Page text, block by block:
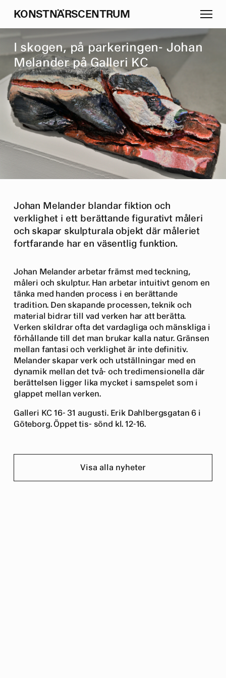
KONSTNÄRSCENTRUM
I skogen, på parkeringen- Johan
Melander på Galleri KC
Johan Melander blandar fiktion och
verklighet i ett berättande figurativt måleri
och skapar skulpturala objekt där måleriet
fortfarande har en väsentlig funktion.
Johan Melander arbetar främst med teckning,
måleri och skulptur. Han arbetar intuitivt genom en
tänka med handen process i en berättande
tradition. Den skapande processen, teknik och
material bidrar till vad verken har att berätta.
Verken skildrar ofta det vardagliga och mänskliga i
förhållande till det man brukar kalla natur. Gränsen
mellan fantasi och verklighet är inte definitiv.
Melander skapar verk och utställningar med en
dynamik mellan det två- och tredimensionella där
berättelsen ligger lika mycket i samspelet som i
glappet mellan verken.
Galleri KC 16- 31 augusti. Erik Dahlbergsgatan 6 i
Göteborg. Öppet tis- sönd kl. 12-16.
Visa alla nyheter